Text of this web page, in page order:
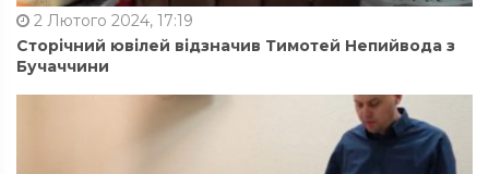
2 Лютого 2024, 17:19
Сторічний ювілей відзначив Тимотей Непийвода з
Бучаччини